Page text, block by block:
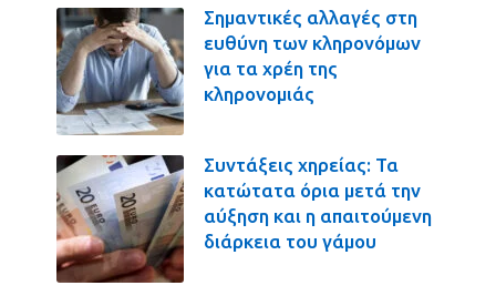
Σημαντικές αλλαγές στη
ευθύνη των κληρονόμων
για τα χρέη της
κληρονομιάς
Συντάξεις χηρείας: Τα
κατώτατα όρια μετά την
αύξηση και η απαιτούμενη
διάρκεια του γάμου